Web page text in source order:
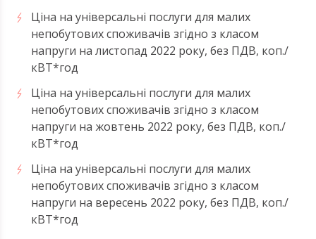
Ціна на універсальні послуги для малих
непобутових споживачів згідно з класом
напруги на листопад 2022 року, без ПДВ, коп./
кВТ*год
Ціна на універсальні послуги для малих
непобутових споживачів згідно з класом
напруги на жовтень 2022 року, без ПДВ, коп./
кВТ*год
Ціна на універсальні послуги для малих
непобутових споживачів згідно з класом
напруги на вересень 2022 року, без ПДВ, коп./
кВТ*год